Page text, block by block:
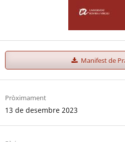
Manifest de
Pròximament
13 de desembre 2023